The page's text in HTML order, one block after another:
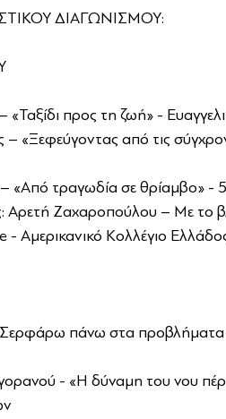
ΔΙΑΓΩΝΙΣΜΟΥ:
«Ταξίδι προς τη ζωή» -
«Ξεφεύγοντας από τις
«Από τραγωδία σε θρίαμβο» -
Αρετή Ζαχαροπούλου – Με το
- Αμερικανικό Κολλέγιο
πάνω στα προβλήματα
- «Η δύναμη του νου